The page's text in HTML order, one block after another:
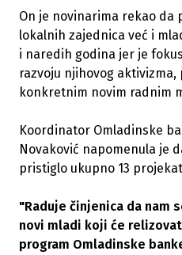
On je novinarima rekao da
lokalnih zajednica već i
i naredih godina jer je
razvoju njihovog
konkretnim novim radnim
Koordinator Omladinske
Novaković napomenula je
pristiglo ukupno 13
"Raduje činjenica da nam
novi mladi koji će
program Omladinske